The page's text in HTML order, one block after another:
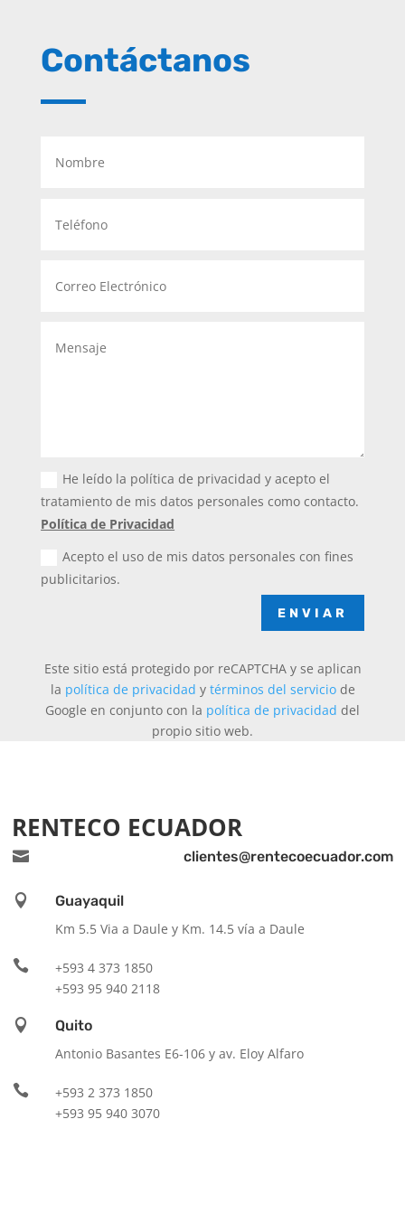
Contáctanos
He leído la política de privacidad y acepto el
tratamiento de mis datos personales como contacto.
Política de Privacidad
Acepto el uso de mis datos personales con fines
publicitarios.
ENVIAR
Este sitio está protegido por reCAPTCHA y se aplican
la política de privacidad y términos del serviciode
Google en conjunto con la política de privacidad del
propio sitio web.
RENTECO ECUADOR
 clientes@rentecoecuador.com

Guayaquil
Km 5.5 Via a Daule y Km. 14.5 vía a Daule

+593 4 373 1850
+593 95 940 2118

Quito
Antonio Basantes E6-106 y av. Eloy Alfaro

+593 2 373 1850
+593 95 940 3070